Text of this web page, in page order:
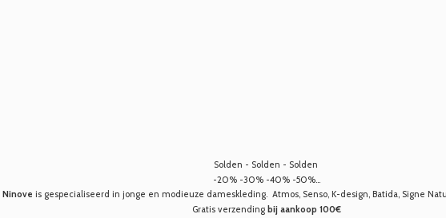
Solden - Solden - Solden
-20% -30% -40% -50%...
Ninove is gespecialiseerd in jonge en modieuze dameskleding. Atmos, Senso, K-design, Batida, Signe
Gratis verzending bij aankoop 100€